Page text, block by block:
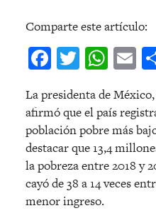
Comparte este artículo:
Facebook
Twitter
La presidenta de México,
afirmó que el país
población pobre más
destacar que 13,4
la pobreza entre 2018 y
cayó de 38 a 14 veces
menor ingreso.